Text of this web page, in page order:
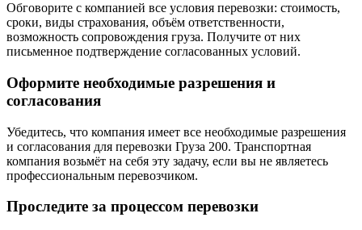
Обговорите с компанией все условия перевозки: стоимость,
сроки, виды страхования, объём ответственности,
возможность сопровождения груза. Получите от них
письменное подтверждение согласованных условий.
Оформите необходимые разрешения и
согласования
Убедитесь, что компания имеет все необходимые разрешения
и согласования для перевозки Груза 200. Транспортная
компания возьмёт на себя эту задачу, если вы не являетесь
профессиональным перевозчиком.
Проследите за процессом перевозки